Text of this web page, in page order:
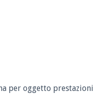
per oggetto prestazioni